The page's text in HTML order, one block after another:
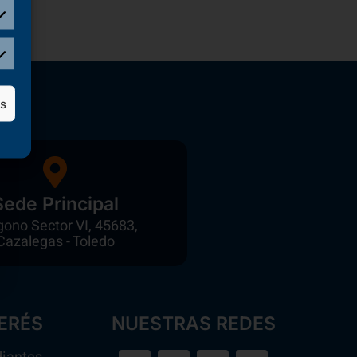
Principal
Sector VI, 45683,
- Toledo
NUESTRAS REDES